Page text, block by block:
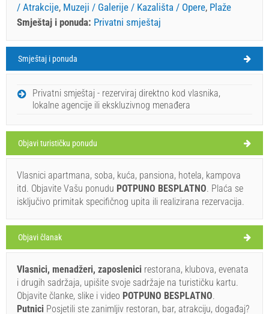
/ Atrakcije, Muzeji / Galerije / Kazališta / Opere, Plaže
Smještaj i ponuda: Privatni smještaj
Sumartin Vrijeme
PETAK
Otok Brač
32°C
subota,
08. 08. 2026. 33°C slaba kiša
Escalero (Bar / Pub) Sumartin
Ivan Nane (Holiday-Link.Com)
Smještaj i ponuda
Privatni smještaj - rezerviraj direktno kod vlasnika,
lokalne agencije ili ekskluzivnog menađera
Objavi turističku ponudu
Vlasnici apartmana, soba, kuća, pansiona, hotela, kampova
itd. Objavite Vašu ponudu POTPUNO BESPLATNO. Plaća se
isključivo primitak specifičnog upita ili realizirana rezervacija.
Objavi članak
Vlasnici, menadžeri, zaposlenici restorana, klubova, evenata
i drugih sadržaja, upišite svoje sadržaje na turističku kartu.
Objavite članke, slike i video POTPUNO BESPLATNO.
Putnici Posjetili ste zanimljiv restoran, bar, atrakciju, događaj?